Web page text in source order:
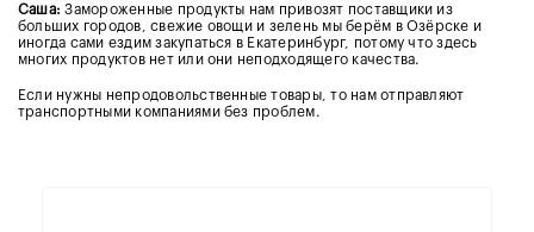
Саша:Замороженные продукты нам привозят поставщики из
больших городов, свежие овощи и зелень мы берём в Озёрске и
иногда сами ездим закупаться в Екатеринбург, потому что здесь
многих продуктов нет или они неподходящего качества.
Если нужны непродовольственные товары, то нам отправляют
транспортными компаниями без проблем.